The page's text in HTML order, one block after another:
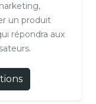
un produit
répondra aux